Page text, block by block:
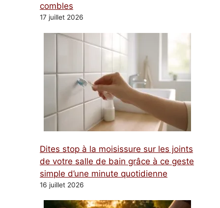
combles
17 juillet 2026
Dites stop à la moisissure sur les joints
de votre salle de bain grâce à ce geste
simple d’une minute quotidienne
16 juillet 2026